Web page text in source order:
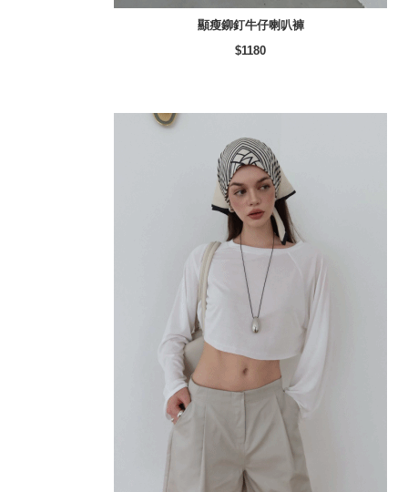
顯瘦鉚釘牛仔喇叭褲
$1180